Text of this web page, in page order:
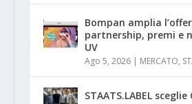
Bompan amplia
partnership, premi e
UV
Ago 5, 2026| MERCATO,
STAATS.LABEL